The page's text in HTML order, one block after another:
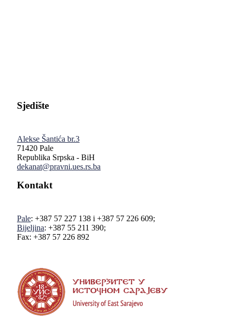
Sjedište
Alekse Šantića br.3
71420 Pale
Republika Srpska - BiH
dekanat@pravni.ues.rs.ba
Kontakt
Pale: +387 57 227 138 i +387 57 226 609;
Bijeljina: +387 55 211 390;
Fax: +387 57 226 892